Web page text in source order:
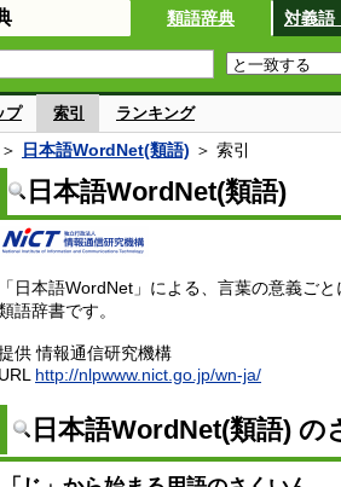
類語辞典 対義語
プ 索引 ランキング
＞ 日本語WordNet(類語) ＞ 索引
日本語WordNet(類語)
「日本語WordNet」による、言葉の意義ご
語辞書です。
供 情報通信研究機構
URL http://nlpwww.nict.go.jp/wn-ja/
日本語WordNet(類語) の